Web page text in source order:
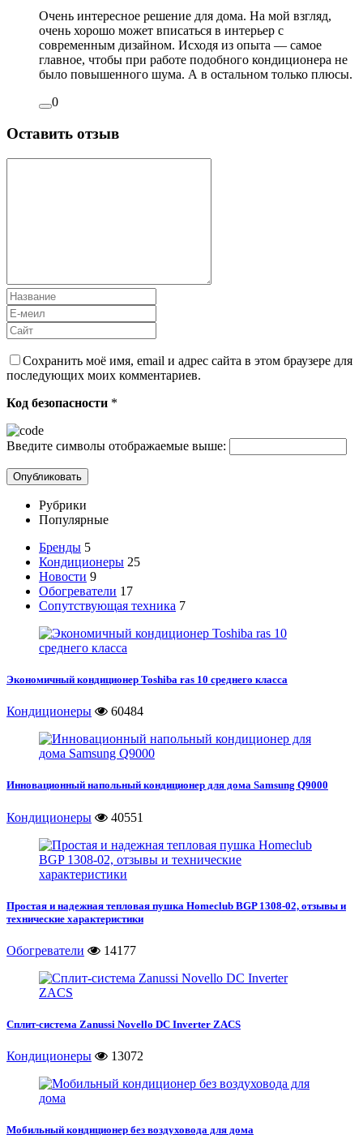
Очень интересное решение для дома. На мой взгляд,
очень хорошо может вписаться в интерьер с
современным дизайном. Исходя из опыта — самое
главное, чтобы при работе подобного кондиционера не
было повышенного шума. А в остальном только плюсы.
0
Оставить отзыв
Сохранить моё имя, email и адрес сайта в этом браузере для
последующих моих комментариев.
Код безопасности *
Введите символы отображаемые выше:
Рубрики
Популярные
Бренды 5
Кондиционеры 25
Новости 9
Обогреватели 17
Сопутствующая техника 7
Экономичный кондиционер Toshiba ras 10 среднего класса
Кондиционеры 60484
Инновационный напольный кондиционер для дома Samsung Q9000
Кондиционеры 40551
Простая и надежная тепловая пушка Homeclub BGP 1308-02, отзывы и
технические характеристики
Обогреватели 14177
Сплит-система Zanussi Novello DC Inverter ZACS
Кондиционеры 13072
Мобильный кондиционер без воздуховода для дома